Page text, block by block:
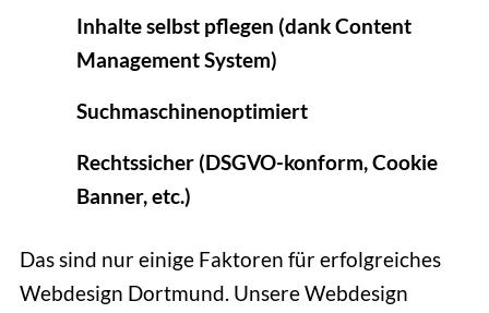
Inhalte selbst pflegen (dank Content
Management System)
Suchmaschinenoptimiert
Rechtssicher (DSGVO-konform, Cookie
Banner, etc.)
Das sind nur einige Faktoren für erfolgreiches
Webdesign Dortmund. Unsere Webdesign